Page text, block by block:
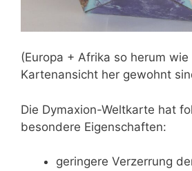
(Europa + Afrika so herum
Kartenansicht her gewohnt
Die Dymaxion-Weltkarte hat
besondere Eigenschaften:
geringere Verzerrung